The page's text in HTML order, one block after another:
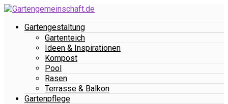
Gartengestaltung
Gartenteich
Ideen & Inspirationen
Kompost
Pool
Rasen
Terrasse & Balkon
Gartenpflege